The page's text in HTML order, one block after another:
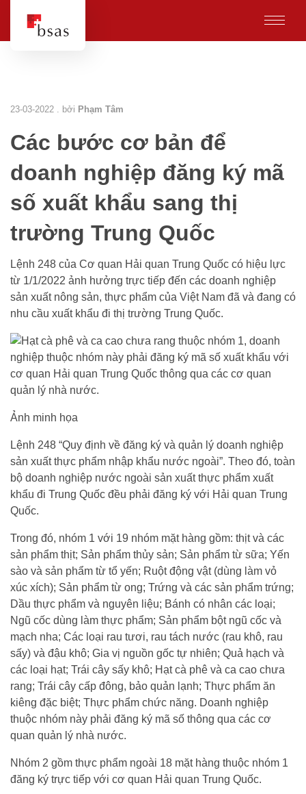
23-03-2022 . bởi Phạm Tâm
Các bước cơ bản để
doanh nghiệp đăng ký mã
số xuất khẩu sang thị
trường Trung Quốc
Lệnh 248 của Cơ quan Hải quan Trung Quốc có hiệu lực
từ 1/1/2022 ảnh hưởng trực tiếp đến các doanh nghiệp
sản xuất nông sản, thực phẩm của Việt Nam đã và đang có
nhu cầu xuất khẩu đi thị trường Trung Quốc.
Ảnh minh họa
Lệnh 248 “Quy định về đăng ký và quản lý doanh nghiệp
sản xuất thực phẩm nhập khẩu nước ngoài”. Theo đó, toàn
bộ doanh nghiệp nước ngoài sản xuất thực phẩm xuất
khẩu đi Trung Quốc đều phải đăng ký với Hải quan Trung
Quốc.
Trong đó, nhóm 1 với 19 nhóm mặt hàng gồm: thịt và các
sản phẩm thịt; Sản phẩm thủy sản; Sản phẩm từ sữa; Yến
sào và sản phẩm từ tổ yến; Ruột động vật (dùng làm vỏ
xúc xích); Sản phẩm từ ong; Trứng và các sản phẩm trứng;
Dầu thực phẩm và nguyên liệu; Bánh có nhân các loại;
Ngũ cốc dùng làm thực phẩm; Sản phẩm bột ngũ cốc và
mạch nha; Các loại rau tươi, rau tách nước (rau khô, rau
sấy) và đậu khô; Gia vị nguồn gốc tự nhiên; Quả hạch và
các loại hạt; Trái cây sấy khô; Hạt cà phê và ca cao chưa
rang; Trái cây cấp đông, bảo quản lạnh; Thực phẩm ăn
kiêng đặc biệt; Thực phẩm chức năng. Doanh nghiệp
thuộc nhóm này phải đăng ký mã số thông qua các cơ
quan quản lý nhà nước.
Nhóm 2 gồm thực phẩm ngoài 18 mặt hàng thuộc nhóm 1
đăng ký trực tiếp với cơ quan Hải quan Trung Quốc.